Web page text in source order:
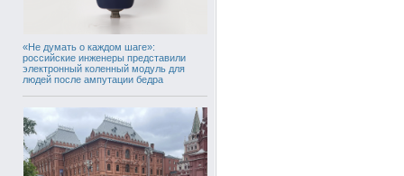
«Не думать о каждом шаге»:
российские инженеры представили
электронный коленный модуль для
людей после ампутации бедра